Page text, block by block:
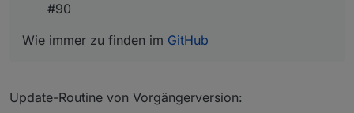
#90
Wie immer zu finden im GitHub
Update-Routine von Vorgängerversion: